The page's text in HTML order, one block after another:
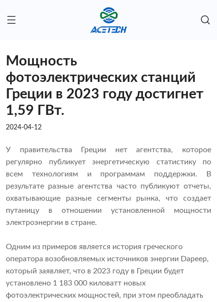
Мощность
фотоэлектрических станций
Греции в 2023 году достигнет
1,59 ГВт.
2024-04-12
У правительства Греции нет агентства, которое
регулярно публикует энергетическую статистику по
всем технологиям и программам поддержки. В
результате разные агентства часто публикуют отчеты,
охватывающие разные сегменты рынка, что создает
путаницу в отношении установленной мощности
электроэнергии в стране.
Одним из примеров является история греческого
оператора возобновляемых источников энергии Dapeep,
который заявляет, что в 2023 году в Греции будет
установлено 1 183 000 киловатт новых
фотоэлектрических мощностей, при этом преобладать